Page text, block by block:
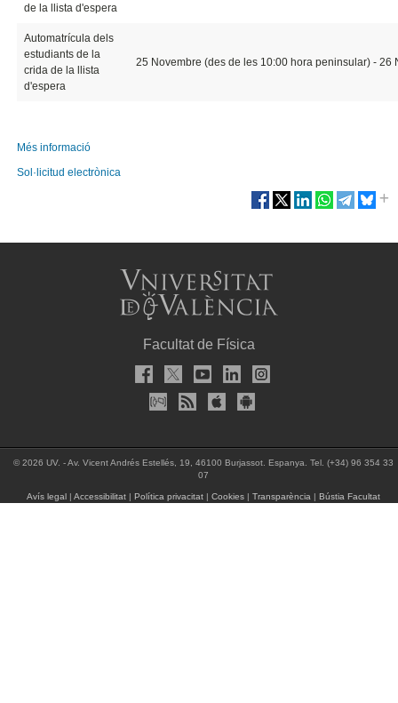
de la llista d'espera
Automatrícula dels
estudiants de la
crida de la llista
d'espera
25 Novembre (des de les 10:00 hora peninsular) -
Més informació
Sol·licitud electrònica
Facultat de Física
© 2026 UV. - Av. Vicent Andrés Estellés, 19, 46100 Burjassot. Espanya. Tel. (+34) 96 354 33
07
Avís legal| Accessibilitat| Política privacitat| Cookies| Transparència | Bústia Facultat